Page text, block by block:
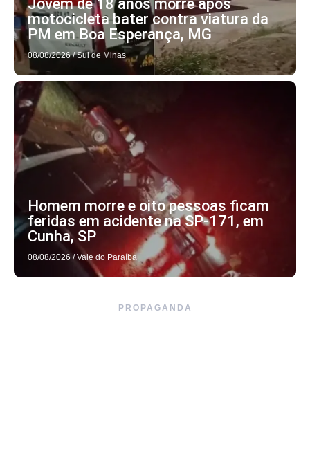
Jovem de 18 anos morre após
motocicleta bater contra viatura da
PM em Boa Esperança, MG
08/08/2026 / Sul de Minas
Homem morre e oito pessoas ficam
feridas em acidente na SP-171, em
Cunha, SP
08/08/2026 / Vale do Paraíba
PROPAGANDA